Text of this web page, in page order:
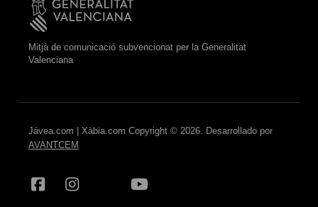
Mitjà de comunicació subvencionat per la Generalitat
Valenciana
Jávea.com | Xàbia.com Copyright © 2026. Desarrollado por
AVANTCEM